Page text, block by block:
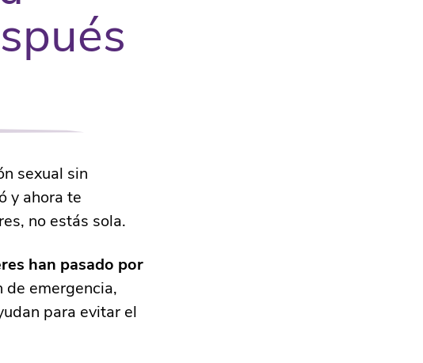
sexual sin
y ahora te
no estás sola.
han pasado por
de emergencia,
para evitar el